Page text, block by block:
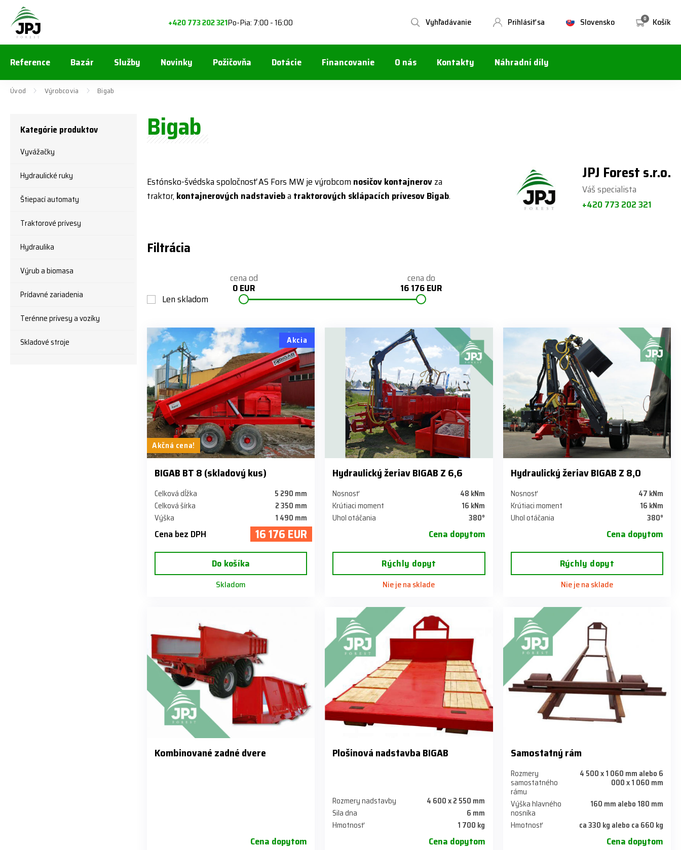
+420 773 202 321Po-Pia: 7:00 - 16:00 0 Košík
Slovensko
Prihlásiť sa
Vyhľadávanie
Reference Bazár Služby Novinky Požičovňa Dotácie Financovanie O nás Kontakty Náhradní díly
Úvod Výrobcovia Bigab
Kategórie produktov
Vyvážačky
Hydraulické ruky
Štiepací automaty
Traktorové prívesy
Hydraulika
Výrub a biomasa
Prídavné zariadenia
Terénne prívesy a vozíky
Skladové stroje
Bigab
Estónsko-švédska spoločnosť AS Fors MW je výrobcomnosičov kontajnerovza
traktor,kontajnerových nadstaviebatraktorových sklápacích prívesovBigab.
JPJ Forest s.r.o.
Váš specialista
+420 773 202 321
Filtrácia
Len skladom
cena od
0 EUR
cena do
16 176 EUR
Akcia
Akčná cena!
BIGAB BT 8 (skladový kus)
Celková dĺžka
5 290 mm
Celková šírka
2 350 mm
Výška
1 490 mm
Cena bez DPH 16 176 EUR
Do košíka
Skladom
Hydraulický žeriav BIGAB Z 6,6
Nosnosť
48 kNm
Krútiaci moment
16 kNm
Uhol otáčania
380°
Cena dopytom
Rýchly dopyt
Nie je na sklade
Hydraulický žeriav BIGAB Z 8,0
Nosnosť
47 kNm
Krútiaci moment
16 kNm
Uhol otáčania
380°
Cena dopytom
Rýchly dopyt
Nie je na sklade
Kombinované zadné dvere
Cena dopytom
Plošinová nadstavba BIGAB
Rozmery nadstavby
4 600 x 2 550 mm
Sila dna
6 mm
Hmotnosť
1 700 kg
Cena dopytom
Samostatný rám
Rozmery
samostatného
rámu
4 500 x 1 060 mm alebo 6
000 x 1 060 mm
Výška hlavného
nosníka
160 mm alebo 180 mm
Hmotnosť
ca 330 kg alebo ca 660 kg
Cena dopytom